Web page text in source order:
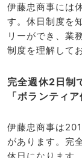
伊藤忠商事には
す。休日制度を
リーができ、業
制度を理解して
完全週休2日制
「ボランティ
伊藤忠商事は
があります。完
休日になります